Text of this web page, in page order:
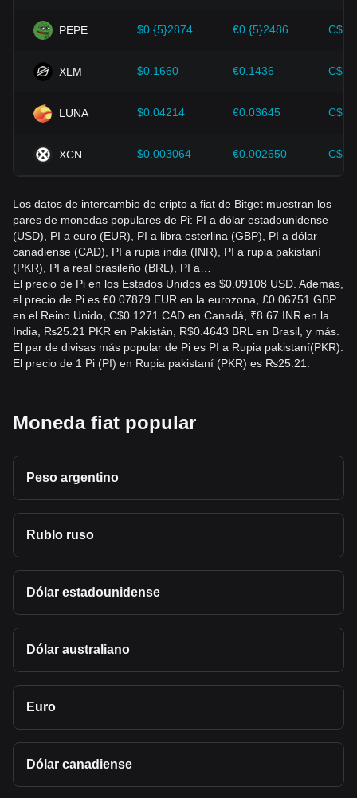
comisiones, spreads, participantes del mercado y
mecanismos de formación de precios.
¿Son precisas las calculadoras de conversión de PI a
PKR?
Las calculadoras ofrecen estimaciones útiles, pero sus
resultados pueden demorarse y quizás no incluyan las
los costos de conversión locales.
el PKR?
El tipo de cambio está influido por la demanda de PI en el
mercado, su disponibilidad, los avances de la red, las
novedades regulatorias, las tendencias generales de las
criptomonedas y los cambios en el valor de la rupia
pakistaní.
¿Qué debería verificar antes de convertir PI a PKR?
Verificá la cotización actual, la legitimidad de la plataforma,
las comisiones de transacción, las reglas de retiro, las
regulaciones aplicables y la seguridad de la billetera. Usá
factores, los inversores también deben monitorear de cerca
los futuros cambios en el precio de Pi y ajustar sus
evolución.
PEPE $0.{5}2874 €0.{5}2486
XLM $0.1660 €0.1436
LUNA $0.04214 €0.03645
XCN $0.003064 €0.002650
Los datos de intercambio de cripto a fiat de Bitget muestran los
pares de monedas populares de Pi: PI a dólar estadounidense
(USD), PI a euro (EUR), PI a libra esterlina (GBP), PI a dólar
canadiense (CAD), PI a rupia india (INR), PI a rupia pakistaní
(PKR), PI a real brasileño (BRL), PI a…
El precio de Pi en los Estados Unidos es $0.09108 USD. Además,
el precio de Pi es €0.07879 EUR en la eurozona, £0.06751 GBP
en el Reino Unido, C$0.1271 CAD en Canadá, ₹8.67 INR en la
India, ₨25.21 PKR en Pakistán, R$0.4643 BRL en Brasil, y más.
El par de divisas más popular de Pi es PI a Rupia pakistaní(PKR).
El precio de 1 Pi (PI) en Rupia pakistaní (PKR) es ₨25.21.
Moneda fiat popular
Peso argentino
Rublo ruso
Dólar estadounidense
Dólar australiano
Euro
Dólar canadiense